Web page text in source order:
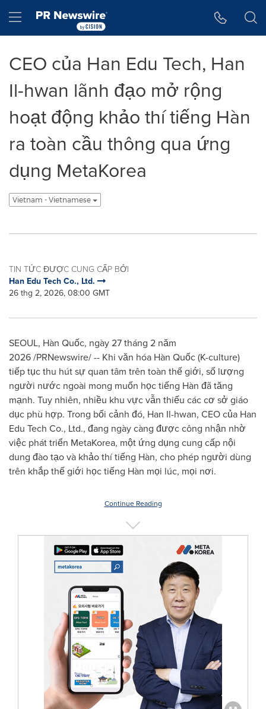
Hamburger menu
CEO của Han Edu Tech, Han
Il-hwan lãnh đạo mở rộng
hoạt động khảo thí tiếng Hàn
ra toàn cầu thông qua ứng
dụng MetaKorea
Vietnam - Vietnamese
TIN TỨC ĐƯỢC CUNG CẤP BỞI
Han Edu Tech Co., Ltd.
26 thg 2, 2026, 08:00 GMT
SEOUL, Hàn Quốc, ngày 27 tháng 2 năm
2026 /PRNewswire/ -- Khi văn hóa Hàn Quốc (K-culture)
tiếp tục thu hút sự quan tâm trên toàn thế giới, số lượng
người nước ngoài mong muốn học tiếng Hàn đã tăng
mạnh. Tuy nhiên, nhiều khu vực vẫn thiếu các cơ sở giáo
dục phù hợp. Trong bối cảnh đó, Han Il-hwan, CEO của Han
Edu Tech Co., Ltd., đang ngày càng được công nhận nhờ
việc phát triển MetaKorea, một ứng dụng cung cấp nội
dung đào tạo và khảo thí tiếng Hàn, cho phép người dùng
trên khắp thế giới học tiếng Hàn mọi lúc, mọi nơi.
Continue Reading